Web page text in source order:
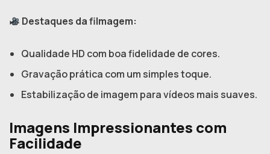
Destaques da filmagem:
Qualidade HD com boa fidelidade de cores.
Gravação prática com um simples toque.
Estabilização de imagem para vídeos mais suaves.
Imagens Impressionantes com
Facilidade